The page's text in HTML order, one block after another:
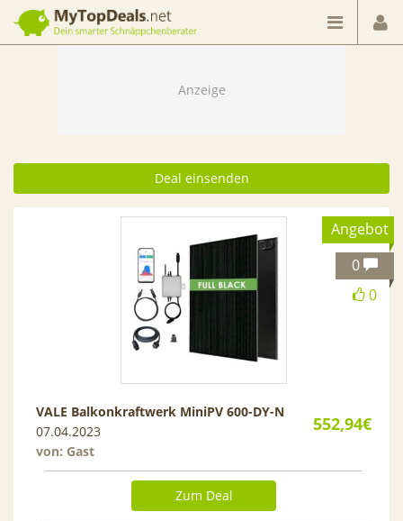
Dein smarter Schnäppchenberater
Deal einsenden
Angebot
0
0
552,94€
VALE Balkonkraftwerk MiniPV 600-DY-N
07.04.2023
von: Gast
Zum Deal